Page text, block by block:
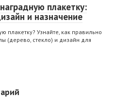
плакетку:
и назначение
плакетку? Узнайте, как правильно
(дерево, стекло) и дизайн для